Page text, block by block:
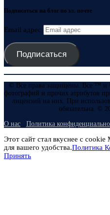
Подписаться на блог по эл. почте
Email адрес
Подписаться
© Все права защищены. Все ™ и ©
фотографий и прочих атрибутов
лицензий на них. При
обязательна. ©
О нас Политика
Этот сайт стал вкуснее с
для вашего удобства.Политика
Принять